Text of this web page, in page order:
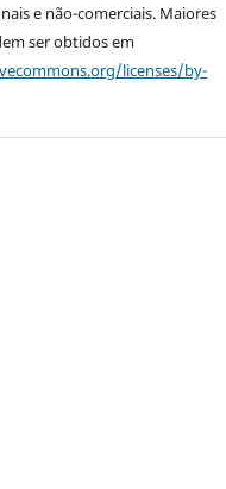
e não-comerciais. Maiores
ser obtidos em
licenses/by-